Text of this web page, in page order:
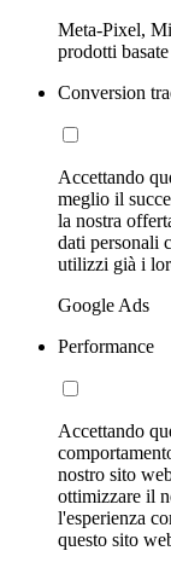
Meta-Pixel,
prodotti
Conversion
Accettando
meglio il
la nostra
dati personali
utilizzi già i
Google Ads
Performance
Accettando
nostro sito
ottimizzare il
l'esperienza
questo sito